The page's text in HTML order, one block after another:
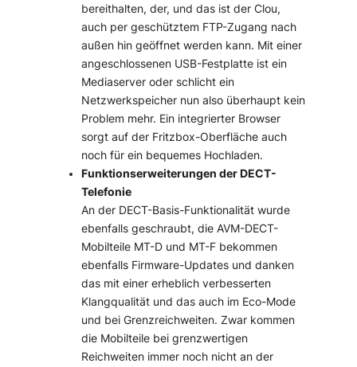
bereithalten, der, und das ist der Clou,
auch per geschütztem FTP-Zugang nach
außen hin geöffnet werden kann. Mit einer
angeschlossenen USB-Festplatte ist ein
Mediaserver oder schlicht ein
Netzwerkspeicher nun also überhaupt kein
Problem mehr. Ein integrierter Browser
sorgt auf der Fritzbox-Oberfläche auch
noch für ein bequemes Hochladen.
Funktionserweiterungen der DECT-
Telefonie
An der DECT-Basis-Funktionalität wurde
ebenfalls geschraubt, die AVM-DECT-
Mobilteile MT-D und MT-F bekommen
ebenfalls Firmware-Updates und danken
das mit einer erheblich verbesserten
Klangqualität und das auch im Eco-Mode
und bei Grenzreichweiten. Zwar kommen
die Mobilteile bei grenzwertigen
Reichweiten immer noch nicht an der